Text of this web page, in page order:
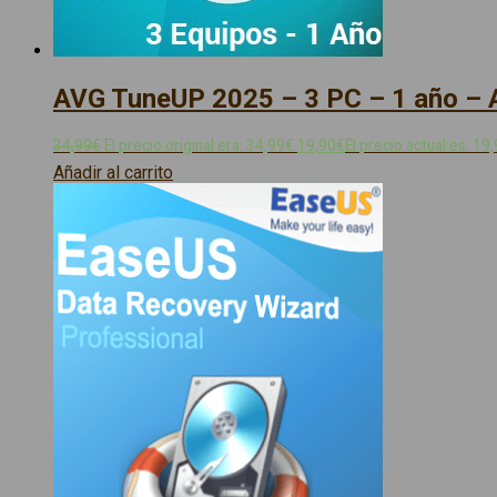
AVG TuneUP 2025 – 3 PC – 1 año –
34,99€ El precio original era: 34,99€. 19,90€El precio actual es:
Añadir al carrito